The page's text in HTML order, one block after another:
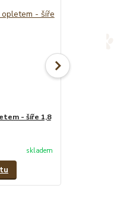
- šíře 1,8
skladem